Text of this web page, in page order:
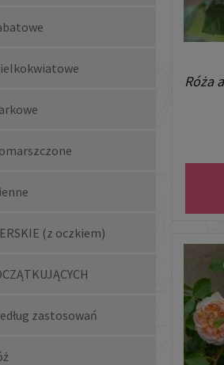
(z oczkiem)
zastosowań
Róża